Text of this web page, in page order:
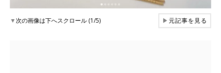
▼次の画像は下へスクロール (1/5) ▶元記事を見る